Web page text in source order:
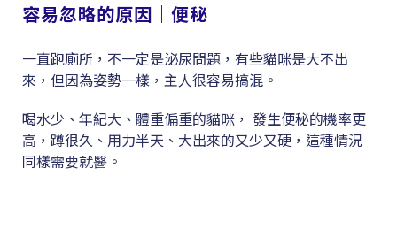
容易忽略的原因｜便秘
一直跑廁所，不一定是泌尿問題，有些貓咪是大不出
來，但因為姿勢一樣，主人很容易搞混。
喝水少、年紀大、體重偏重的貓咪， 發生便秘的機率更
高，蹲很久、用力半天、大出來的又少又硬，這種情況
同樣需要就醫。